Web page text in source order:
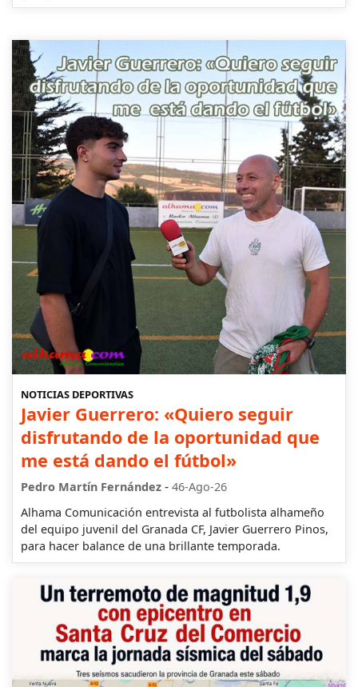
NOTICIAS DEPORTIVAS
Javier Guerrero: «Quiero seguir
disfrutando de la oportunidad que
me está dando el fútbol»
Pedro Martín Fernández - 46-Ago-26
Alhama Comunicación entrevista al futbolista alhameño
del equipo juvenil del Granada CF, Javier Guerrero Pinos,
para hacer balance de una brillante temporada.